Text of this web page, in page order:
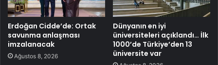
Erdoğan Cidde’de: Ortak
savunma anlaşması
imzalanacak
Ağustos 8, 2026
Dünyanın en iyi
üniversiteleri açıklandı… İlk
1000’de Türkiye’den 13
üniversite var